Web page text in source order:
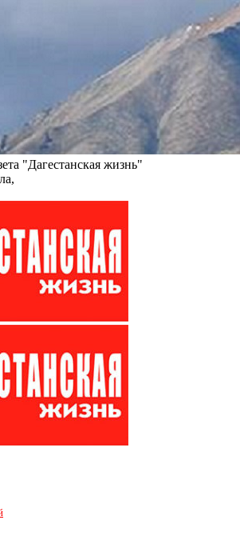
"Дагестанская жизнь"